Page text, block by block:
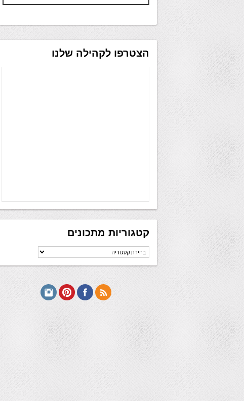
הצטרפו לקהילה שלנו
קטגוריות מתכונים
קטגוריות
מתכונים